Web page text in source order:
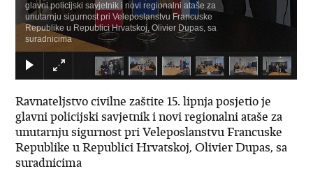
glavni policijski savjetnik i novi regionalni ataše za
unutarnju sigurnost pri Veleposlanstvu Francuske
Republike u Republici Hrvatskoj, Olivier Dupas, sa
suradnicima
Ravnateljstvo civilne zaštite 15. lipnja posjetio je
glavni policijski savjetnik i novi regionalni ataše za
unutarnju sigurnost pri Veleposlanstvu Francuske
Republike u Republici Hrvatskoj, Olivier Dupas, sa
suradnicima